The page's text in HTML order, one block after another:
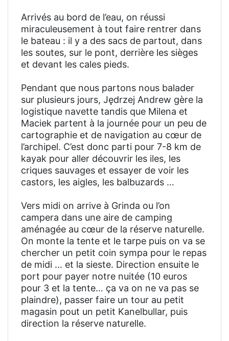
Arrivés au bord de l’eau, on réussi
miraculeusement à tout faire rentrer dans
le bateau : il y a des sacs de partout, dans
les soutes, sur le pont, derrière les sièges
et devant les cales pieds.
Pendant que nous partons nous balader
sur plusieurs jours, Jędrzej Andrew gère la
logistique navette tandis que Milena et
Maciek partent à la journée pour un peu de
cartographie et de navigation au cœur de
l’archipel. C’est donc parti pour 7-8 km de
kayak pour aller découvrir les iles, les
criques sauvages et essayer de voir les
castors, les aigles, les balbuzards …
Vers midi on arrive à Grinda ou l’on
campera dans une aire de camping
aménagée au cœur de la réserve naturelle.
On monte la tente et le tarpe puis on va se
chercher un petit coin sympa pour le repas
de midi … et la sieste. Direction ensuite le
port pour payer notre nuitée (10 euros
pour 3 et la tente… ça va on ne va pas se
plaindre), passer faire un tour au petit
magasin pout un petit Kanelbullar, puis
direction la réserve naturelle.